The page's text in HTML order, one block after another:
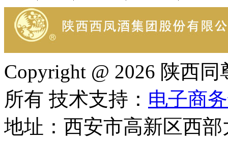
Copyright @ 2026 陕西
所有 技术支持： 电子商
地址：西安市高新区西